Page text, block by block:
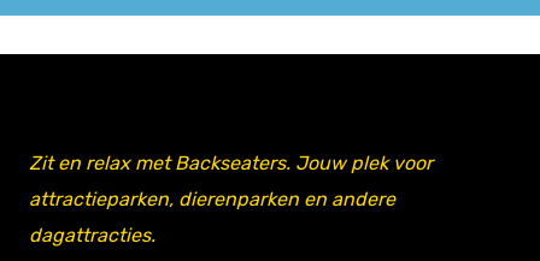
Zit en relax met Backseaters. Jouw plek voor
attractieparken, dierenparken en andere
dagattracties.